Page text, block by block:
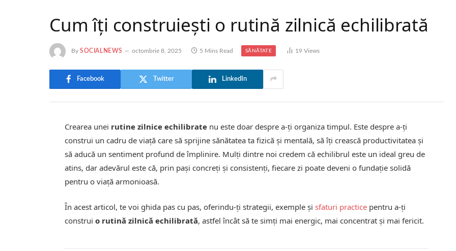
Cum îți construiești o rutină zilnică echilibrată
By SOCIALNEWS octombrie 8, 2025 5 Mins Read SĂNĂTATE 19Views
Facebook Twitter LinkedIn
Crearea unei rutine zilnice echilibrate nu este doar despre a-ți organiza timpul. Este despre a-ți
construi un cadru de viață care să sprijine sănătatea ta fizică și mentală, să îți crească productivitatea și
să aducă un sentiment profund de împlinire. Mulți dintre noi credem că echilibrul este un ideal greu de
atins, dar adevărul este că, prin pași concreți și consistenți, fiecare zi poate deveni o fundație solidă
pentru o viață armonioasă.
În acest articol, te voi ghida pas cu pas, oferindu-ți strategii, exemple șisfaturi practice pentru a-ți
construio rutină zilnică echilibrată, astfel încât să te simți mai energic, mai concentrat și mai fericit.